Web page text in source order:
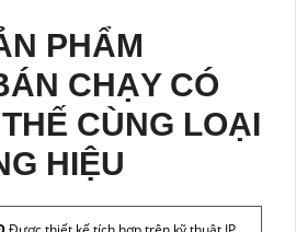
PHẨM
CHẠY CÓ
CÙNG LOẠI
HIỆU